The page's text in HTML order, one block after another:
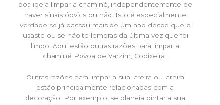
boa ideia limpar a chaminé, independentemente de
haver sinais óbvios ou não. Isto é especialmente
verdade se já passou mais de um ano desde que o
usaste ou se não te lembras da última vez que foi
limpo. Aqui estão outras razões para limpar a
chaminé Póvoa de Varzim, Codixeira.
Outras razões para limpar a sua lareira ou lareira
estão principalmente relacionadas com a
decoração. Por exemplo, se planeia pintar a sua